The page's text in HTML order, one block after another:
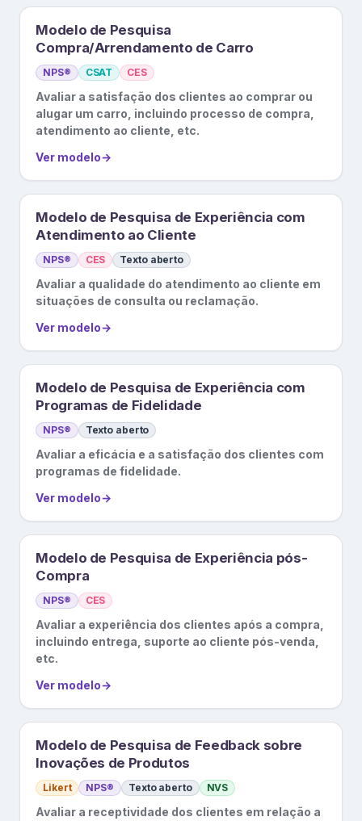
Modelo de Pesquisa
Compra/Arrendamento de Carro
NPS® CSAT CES
Avaliar a satisfação dos clientes ao comprar ou
alugar um carro, incluindo processo de compra,
atendimento ao cliente, etc.
Ver modelo→
Modelo de Pesquisa de Experiência com
Atendimento ao Cliente
NPS® CES Texto aberto
Avaliar a qualidade do atendimento ao cliente em
situações de consulta ou reclamação.
Ver modelo→
Modelo de Pesquisa de Experiência com
Programas de Fidelidade
NPS® Texto aberto
Avaliar a eficácia e a satisfação dos clientes com
programas de fidelidade.
Ver modelo→
Modelo de Pesquisa de Experiência pós-
Compra
NPS® CES
Avaliar a experiência dos clientes após a compra,
incluindo entrega, suporte ao cliente pós-venda,
etc.
Ver modelo→
Modelo de Pesquisa de Feedback sobre
Inovações de Produtos
Likert NPS® Texto aberto NVS
Avaliar a receptividade dos clientes em relação a